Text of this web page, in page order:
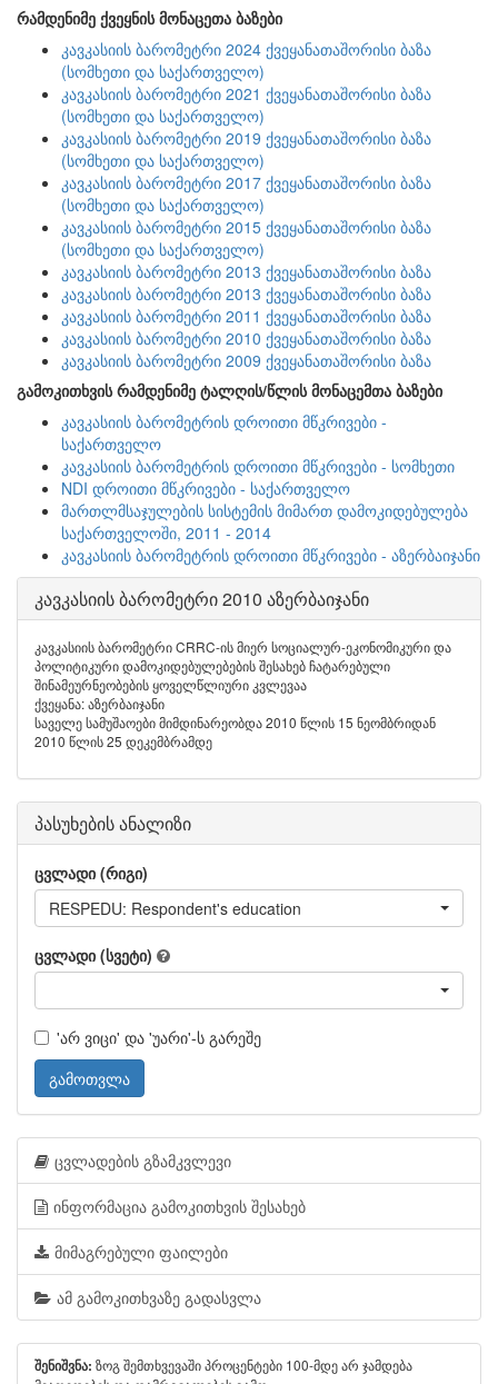
რამდენიმე ქვეყნის მონაცეთა ბაზები
კავკასიის ბარომეტრი 2024 ქვეყანათაშორისი ბაზა
(სომხეთი და საქართველო)
კავკასიის ბარომეტრი 2021 ქვეყანათაშორისი ბაზა
(სომხეთი და საქართველო)
კავკასიის ბარომეტრი 2019 ქვეყანათაშორისი ბაზა
(სომხეთი და საქართველო)
კავკასიის ბარომეტრი 2017 ქვეყანათაშორისი ბაზა
(სომხეთი და საქართველო)
კავკასიის ბარომეტრი 2015 ქვეყანათაშორისი ბაზა
(სომხეთი და საქართველო)
კავკასიის ბარომეტრი 2013 ქვეყანათაშორისი ბაზა
კავკასიის ბარომეტრი 2013 ქვეყანათაშორისი ბაზა
კავკასიის ბარომეტრი 2011 ქვეყანათაშორისი ბაზა
კავკასიის ბარომეტრი 2010 ქვეყანათაშორისი ბაზა
კავკასიის ბარომეტრი 2009 ქვეყანათაშორისი ბაზა
გამოკითხვის რამდენიმე ტალღის/წლის მონაცემთა ბაზები
კავკასიის ბარომეტრის დროითი მწკრივები -
საქართველო
კავკასიის ბარომეტრის დროითი მწკრივები - სომხეთი
NDI დროითი მწკრივები - საქართველო
მართლმსაჯულების სისტემის მიმართ დამოკიდებულება
საქართველოში, 2011 - 2014
კავკასიის ბარომეტრის დროითი მწკრივები - აზერბაიჯანი
კავკასიის ბარომეტრი 2010 აზერბაიჯანი
კავკასიის ბარომეტრი CRRC-ის მიერ სოციალურ-ეკონომიკური და
პოლიტიკური დამოკიდებულებების შესახებ ჩატარებული
შინამეურნეობების ყოველწლიური კვლევაა
ქვეყანა: აზერბაიჯანი
საველე სამუშაოები მიმდინარეობდა 2010 წლის 15 ნეომბრიდან
2010 წლის 25 დეკემბრამდე
პასუხების ანალიზი
ცვლადი (რიგი)
RESPEDU: Respondent's education
ცვლადი (სვეტი)
'არ ვიცი' და 'უარი'-ს გარეშე
გამოთვლა
ცვლადების გზამკვლევი
ინფორმაცია გამოკითხვის შესახებ
მიმაგრებული ფაილები
ამ გამოკითხვაზე გადასვლა
შენიშვნა: ზოგ შემთხვევაში პროცენტები 100-მდე არ ჯამდება